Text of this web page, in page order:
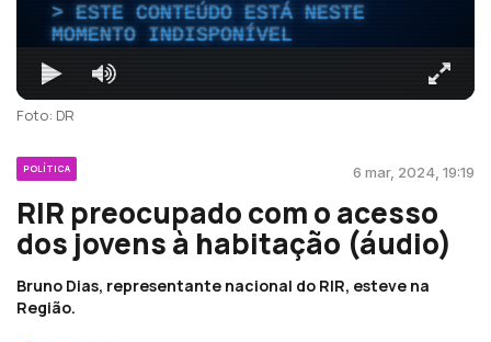
ESTE CONTEÚDO ESTÁ NESTE
MOMENTO INDISPONÍVEL
Foto: DR
POLÍTICA 6 mar, 2024, 19:19
RIR preocupado com o acesso
dos jovens à habitação (áudio)
Bruno Dias, representante nacional do RIR, esteve na
Região.